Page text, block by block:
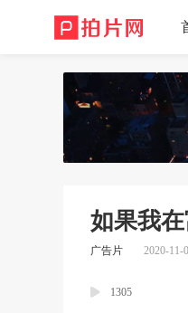
如果我
广告片 2020-11-
1305